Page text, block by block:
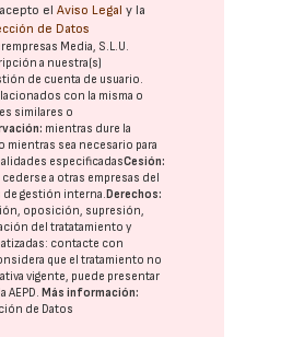
elAviso Legal y la
de Datos
Media, S.L.U.
a nuestra(s)
de cuenta de usuario.
con la misma o
similares o
mientras dure la
mientras sea necesario para
especificadasCesión:
a otras empresas del
de gestión interna.Derechos:
oposición, supresión,
del tratatamiento y
contacte con
que el tratamiento no
vigente, puede presentar
AEPD.Más información:
de Datos